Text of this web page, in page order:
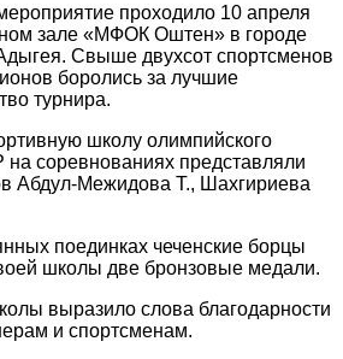
проходило 10 апреля
зале «МФОК Оштен» в городе
Свыше двухсот спортсменов
боролись за лучшие
турнира.
школу олимпийского
соревнованиях представляли
Абдул-Межидова Т., Шахгириева
поединках чеченские борцы
школы две бронзовые медали.
выразило слова благодарности
и спортсменам.